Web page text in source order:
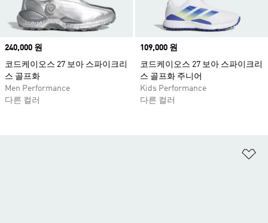
Price
240,000 원
코드케이오스 27 보아 스파이크리
스 골프화
Men Performance
다른 컬러
Price
109,000 원
코드케이오스 27 보아 스파이크리
스 골프화 주니어
Kids Performance
다른 컬러